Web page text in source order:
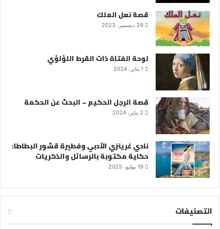
قصة نعل الملك
29 ديسمبر، 2023
لوحة الفتاة ذات القرط اللؤلؤي
1 يناير، 2024
قصة الرجل الحكيم – البحث عن الحكمة
2 يناير، 2024
نادي غرينزي الأدبي وفطيرة قشور البطاطا:
حكاية مكتوبة بالرسائل والذكريات
19 يوليو، 2025
التصنيفات